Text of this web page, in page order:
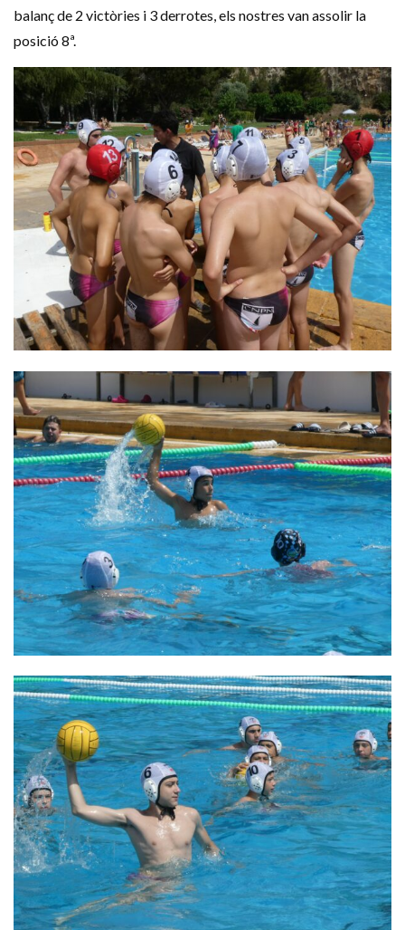
balanç de 2 victòries i 3 derrotes, els nostres van assolir la
posició 8ª.